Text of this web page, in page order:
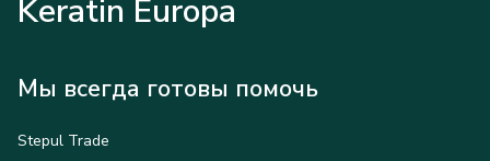
Keratin Europa
Мы всегда готовы помочь
Stepul Trade